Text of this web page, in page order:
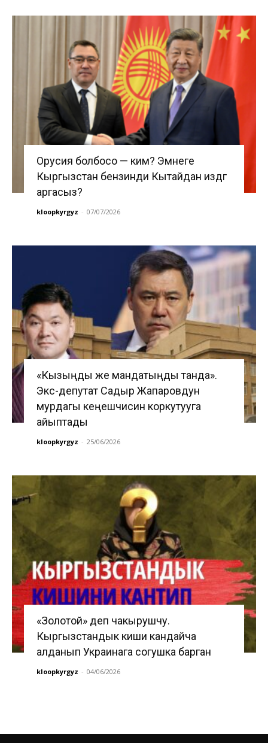
Орусия болбосо — ким? Эмнеге
Кыргызстан бензинди Кытайдан издөөгө
аргасыз?
kloopkyrgyz - 07/07/2026
«Кызыңды же мандатыңды танда».
Экс-депутат Садыр Жапаровдун
мурдагы кеңешчисин коркутууга
айыптады
kloopkyrgyz - 25/06/2026
«Золотой» деп чакырушчу.
Кыргызстандык киши кандайча
алданып Украинага согушка барган
kloopkyrgyz - 04/06/2026